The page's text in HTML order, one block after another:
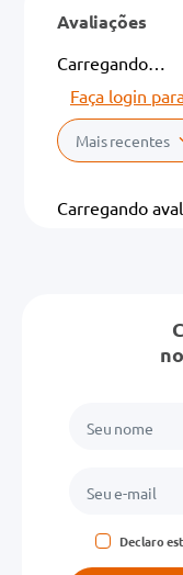
Avaliações
Carregando…
Faça login
Mais recentes
Carregando
Declaro